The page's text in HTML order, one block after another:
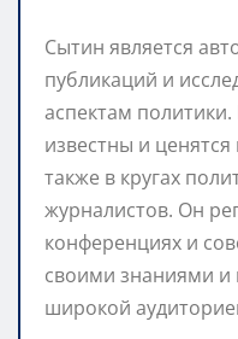
Сытин является
публикаций и
аспектам
известны и
также в кругах
журналистов. Он
конференциях и
своими знаниями и
широкой